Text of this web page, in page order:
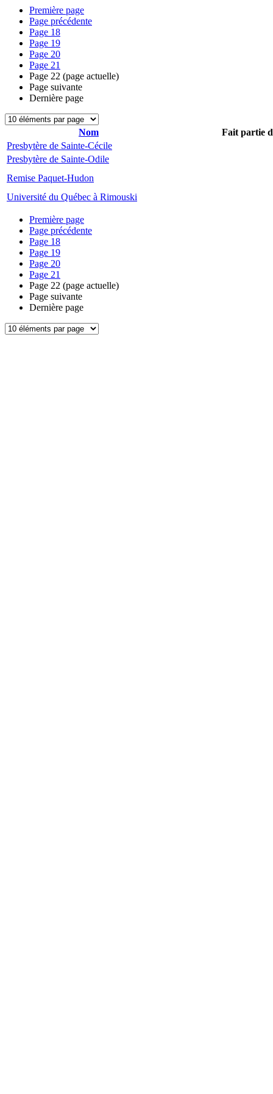
Première page
Page précédente
Page 18
Page 19
Page 20
Page 21
Page 22 (page actuelle)
Page suivante
Dernière page
Nom
Fait partie
Presbytère de Sainte-Cécile
Presbytère de Sainte-Odile
Remise Paquet-Hudon
Université du Québec à Rimouski
Première page
Page précédente
Page 18
Page 19
Page 20
Page 21
Page 22 (page actuelle)
Page suivante
Dernière page